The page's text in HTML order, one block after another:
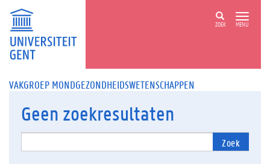
ZOEK MENU
VAKGROEP MONDGEZONDHEIDSWETENSCHAPPEN
Geen zoekresultaten
Zoek